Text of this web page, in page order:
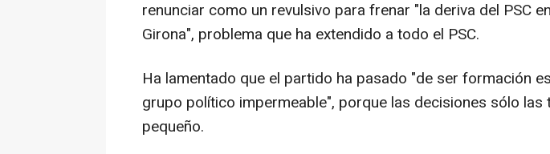
renunciar como un revulsivo para frenar "la deriva del PSC
Girona", problema que ha extendido a todo el PSC.
Ha lamentado que el partido ha pasado "de ser formación
grupo político impermeable", porque las decisiones sólo las
pequeño.